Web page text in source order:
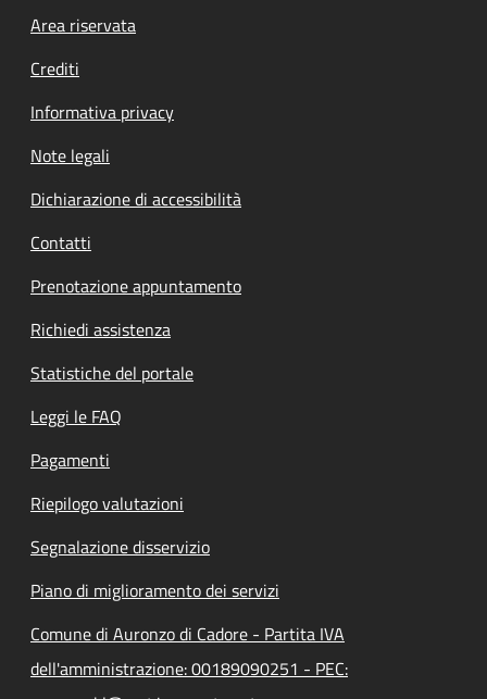
Footer menu
Area riservata
Crediti
Informativa privacy
Note legali
Dichiarazione di accessibilità
Contatti
Prenotazione appuntamento
Richiedi assistenza
Statistiche del portale
Leggi le FAQ
Pagamenti
Riepilogo valutazioni
Segnalazione disservizio
Piano di miglioramento dei servizi
Comune di Auronzo di Cadore - Partita IVA
dell'amministrazione: 00189090251 - PEC: